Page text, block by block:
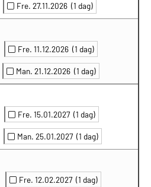
Fre. 27.11.2026 (1 dag)
Fre. 11.12.2026 (1 dag)
Man. 21.12.2026 (1 dag)
Fre. 15.01.2027 (1 dag)
Man. 25.01.2027 (1 dag)
Fre. 12.02.2027 (1 dag)